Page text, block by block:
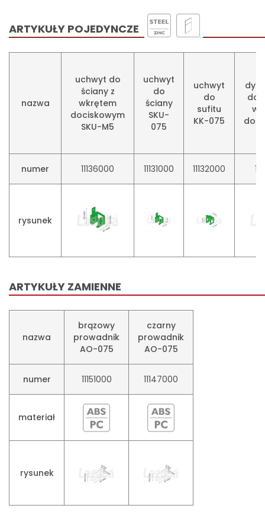
ARTYKUŁY POJEDYNCZE
nazwa
uchwyt do
ściany z
wkrętem
dociskowym
SKU-M5
uchwyt
do
ściany
SKU-
075
uchwyt
do
sufitu
KK-075
do
numer 11136000 11131000 11132000
rysunek
ARTYKUŁY ZAMIENNE
nazwa
brązowy
prowadnik
AO-075
czarny
prowadnik
AO-075
numer 11151000 11147000
materiał
rysunek